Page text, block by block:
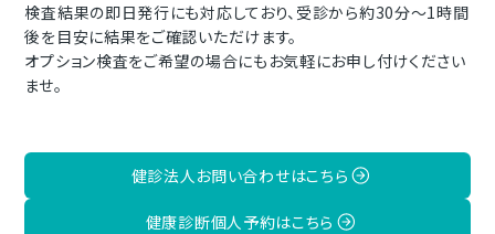
検査結果の即日発行にも対応しており、受診から約30分～1時間
後を目安に結果をご確認いただけます。
オプション検査をご希望の場合にもお気軽にお申し付けください
ませ。
健診法人お問い合わせはこちら
健康診断個人予約はこちら